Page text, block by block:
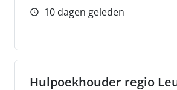
10 dagen geleden
Hulpoekhouder regio